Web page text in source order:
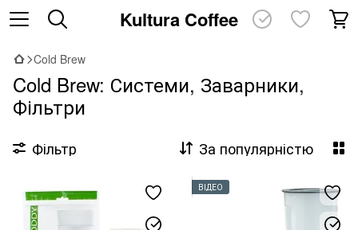
Kultura Coffee
Cold Brew
Cold Brew: Системи, Заварники,
Фільтри
Фільтр За популярністю
ВІДЕО